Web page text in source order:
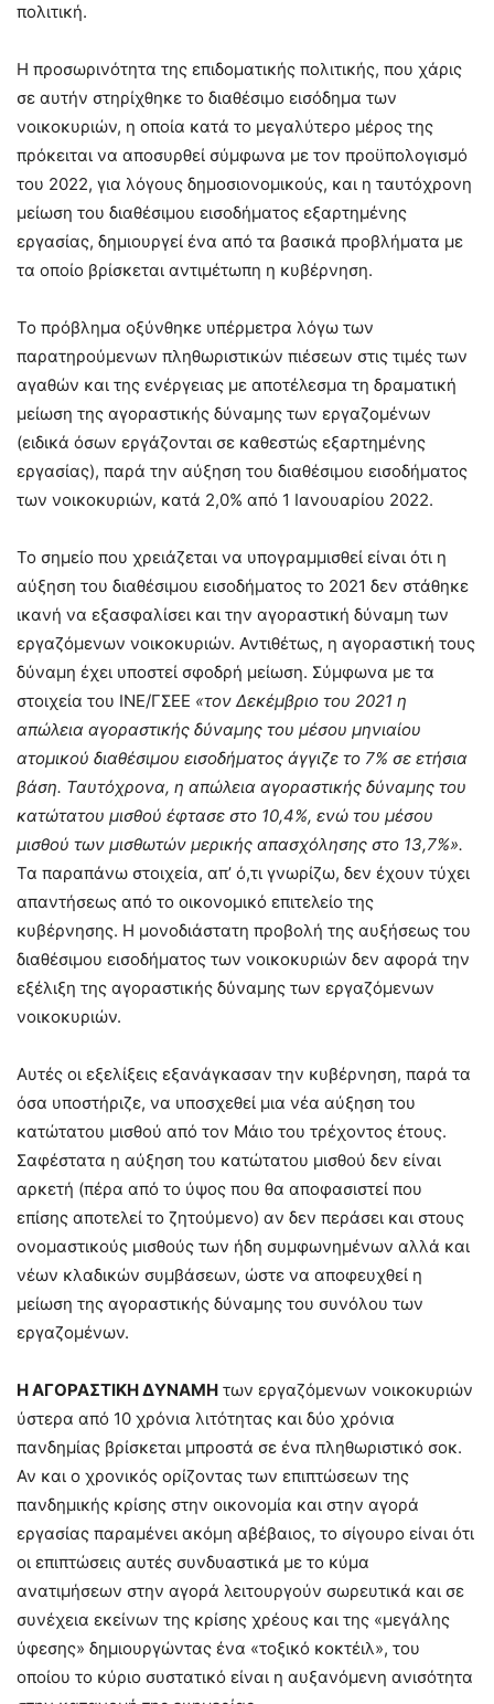
πολιτική.
Η προσωρινότητα της επιδοματικής πολιτικής, που χάρις
σε αυτήν στηρίχθηκε το διαθέσιμο εισόδημα των
νοικοκυριών, η οποία κατά το μεγαλύτερο μέρος της
πρόκειται να αποσυρθεί σύμφωνα με τον προϋπολογισμό
του 2022, για λόγους δημοσιονομικούς, και η ταυτόχρονη
μείωση του διαθέσιμου εισοδήματος εξαρτημένης
εργασίας, δημιουργεί ένα από τα βασικά προβλήματα με
τα οποίο βρίσκεται αντιμέτωπη η κυβέρνηση.
Το πρόβλημα οξύνθηκε υπέρμετρα λόγω των
παρατηρούμενων πληθωριστικών πιέσεων στις τιμές των
αγαθών και της ενέργειας με αποτέλεσμα τη δραματική
μείωση της αγοραστικής δύναμης των εργαζομένων
(ειδικά όσων εργάζονται σε καθεστώς εξαρτημένης
εργασίας), παρά την αύξηση του διαθέσιμου εισοδήματος
των νοικοκυριών, κατά 2,0% από 1 Ιανουαρίου 2022.
Το σημείο που χρειάζεται να υπογραμμισθεί είναι ότι η
αύξηση του διαθέσιμου εισοδήματος το 2021 δεν στάθηκε
ικανή να εξασφαλίσει και την αγοραστική δύναμη των
εργαζόμενων νοικοκυριών. Αντιθέτως, η αγοραστική τους
δύναμη έχει υποστεί σφοδρή μείωση. Σύμφωνα με τα
στοιχεία του ΙΝΕ/ΓΣΕΕ «τον Δεκέμβριο του 2021 η
απώλεια αγοραστικής δύναμης του μέσου μηνιαίου
ατομικού διαθέσιμου εισοδήματος άγγιζε το 7% σε ετήσια
βάση. Ταυτόχρονα, η απώλεια αγοραστικής δύναμης του
κατώτατου μισθού έφτασε στο 10,4%, ενώ του μέσου
μισθού των μισθωτών μερικής απασχόλησης στο 13,7%».
Τα παραπάνω στοιχεία, απ’ ό,τι γνωρίζω, δεν έχουν τύχει
απαντήσεως από το οικονομικό επιτελείο της
κυβέρνησης. Η μονοδιάστατη προβολή της αυξήσεως του
διαθέσιμου εισοδήματος των νοικοκυριών δεν αφορά την
εξέλιξη της αγοραστικής δύναμης των εργαζόμενων
νοικοκυριών.
Αυτές οι εξελίξεις εξανάγκασαν την κυβέρνηση, παρά τα
όσα υποστήριζε, να υποσχεθεί μια νέα αύξηση του
κατώτατου μισθού από τον Μάιο του τρέχοντος έτους.
Σαφέστατα η αύξηση του κατώτατου μισθού δεν είναι
αρκετή (πέρα από το ύψος που θα αποφασιστεί που
επίσης αποτελεί το ζητούμενο) αν δεν περάσει και στους
ονομαστικούς μισθούς των ήδη συμφωνημένων αλλά και
νέων κλαδικών συμβάσεων, ώστε να αποφευχθεί η
μείωση της αγοραστικής δύναμης του συνόλου των
εργαζομένων.
Η ΑΓΟΡΑΣΤΙΚΗ ΔΥΝΑΜΗ των εργαζόμενων νοικοκυριών
ύστερα από 10 χρόνια λιτότητας και δύο χρόνια
πανδημίας βρίσκεται μπροστά σε ένα πληθωριστικό σοκ.
Αν και ο χρονικός ορίζοντας των επιπτώσεων της
πανδημικής κρίσης στην οικονομία και στην αγορά
εργασίας παραμένει ακόμη αβέβαιος, το σίγουρο είναι ότι
οι επιπτώσεις αυτές συνδυαστικά με το κύμα
ανατιμήσεων στην αγορά λειτουργούν σωρευτικά και σε
συνέχεια εκείνων της κρίσης χρέους και της «μεγάλης
ύφεσης» δημιουργώντας ένα «τοξικό κοκτέιλ», του
οποίου το κύριο συστατικό είναι η αυξανόμενη ανισότητα